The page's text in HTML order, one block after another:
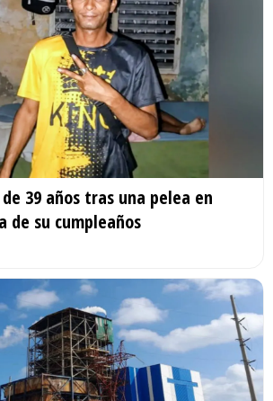
39 años tras una pelea en
de su cumpleaños